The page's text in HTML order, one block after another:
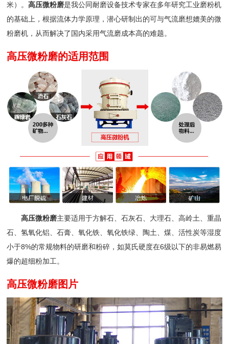
米）。高压微粉磨是我公同耐磨设备技术专家在多年研究工业磨粉机
的基础上，根据流体力学原理，潜心研制出的可与气流磨想媲美的微
粉磨机，从而解决了国内采用气流磨成本高的难题。
高压微粉磨的适用范围
高压微粉磨主要适用于方解石、石灰石、大理石、高岭土、重晶
石、氢氧化铝、石膏、氧化铁、氧化铁绿、陶土、煤、活性炭等湿度
小于8%的常规物料的研磨和粉碎，如莫氏硬度在6级以下的非易燃易
爆的超细粉加工。
高压微粉磨图片